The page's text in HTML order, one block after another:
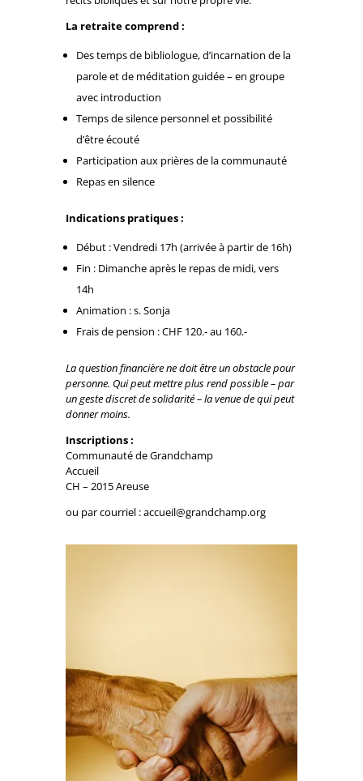
La retraite comprend :
Des temps de bibliologue, d’incarnation de la
parole et de méditation guidée – en groupe
avec introduction
Temps de silence personnel et possibilité
d’être écouté
Participation aux prières de la communauté
Repas en silence
Indications pratiques :
Début : Vendredi 17h (arrivée à partir de 16h)
Fin : Dimanche après le repas de midi, vers
14h
Animation : s. Sonja
Frais de pension : CHF 120.- au 160.-
La question financière ne doit être un obstacle pour
personne. Qui peut mettre plus rend possible – par
un geste discret de solidarité – la venue de qui peut
donner moins.
Inscriptions :
Communauté de Grandchamp
Accueil
CH – 2015 Areuse
ou par courriel : accueil@grandchamp.org